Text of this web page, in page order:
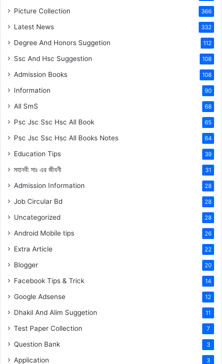
Picture Collection 366
Latest News 332
Degree And Honors Suggetion 112
Ssc And Hsc Suggestion 108
Admission Books 108
Information 90
All SmS 68
Psc Jsc Ssc Hsc All Book 65
Psc Jsc Ssc Hsc All Books Notes 64
Education Tips 39
মহানবী সাঃ এর জীবনী 31
Admission Information 28
Job Circular Bd 28
Uncategorized 28
Android Mobile tips 26
Extra Article 22
Blogger 20
Facebook Tips & Trick 14
Google Adsense 12
Dhakil And Alim Suggetion 11
Test Paper Collection 7
Question Bank 3
Application 3